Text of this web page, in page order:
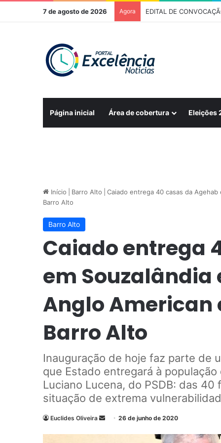
7 de agosto de 2026 Agora
Página inicial Área de cobertura Eleições
Início Barro Alto
Caiado entrega 40 casas da
Barro Alto
Barro Alto
Caiado entrega
em
Anglo American
Barro Alto
Inauguração de hoje faz parte de
que Estado entregará à
Luciano Lucena, do PSDB: das
situação de extrema
Euclides Oliveira 26 de junho de 2020